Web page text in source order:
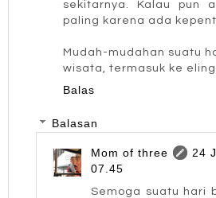
sekitarnya. Kalau pun
paling karena ada
Mudah-mudahan suatu
wisata, termasuk ke
Balas
Balasan
Mom of three
24
07.45
Semoga suatu hari